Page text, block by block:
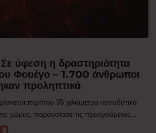
ύφεση η δραστηριότητα
Φουέγο – 1.700 άνθρωποι
προληπτικά
περίπου 35 χιλιόμετρα νοτιοδυτικά
χώρας, παρουσίασε τις προηγούμενες...